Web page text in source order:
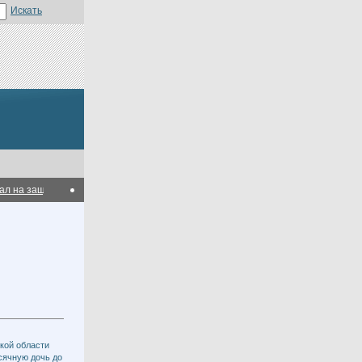
защиту одинокой гусыни
области
дочь до